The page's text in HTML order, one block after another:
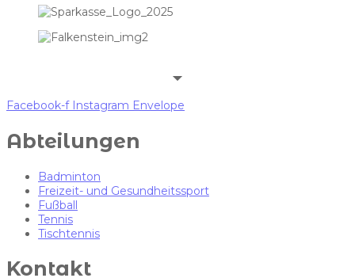
Facebook-f Instagram Envelope
Abteilungen
Badminton
Freizeit- und Gesundheitssport
Fußball
Tennis
Tischtennis
Kontakt